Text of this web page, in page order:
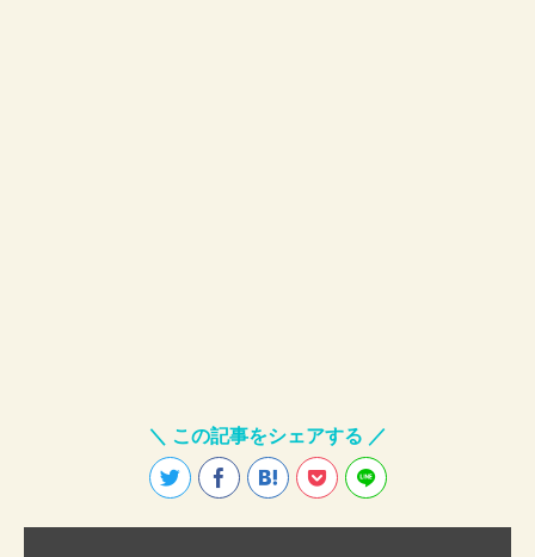
＼ この記事をシェアする ／